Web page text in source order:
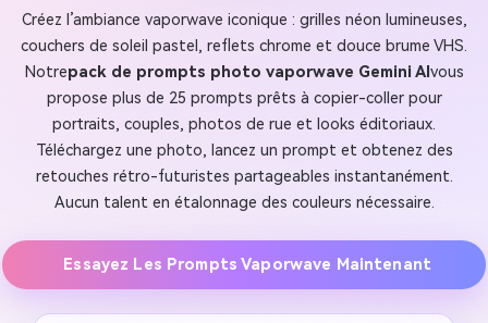
Créez l’ambiance vaporwave iconique : grilles néon lumineuses,
couchers de soleil pastel, reflets chrome et douce brume VHS.
Notrepack de prompts photo vaporwave Gemini AIvous
propose plus de 25 prompts prêts à copier-coller pour
portraits, couples, photos de rue et looks éditoriaux.
Téléchargez une photo, lancez un prompt et obtenez des
retouches rétro-futuristes partageables instantanément.
Aucun talent en étalonnage des couleurs nécessaire.
Essayez Les Prompts Vaporwave Maintenant